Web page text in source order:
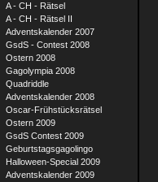
A - CH - Rätsel
A - CH - Rätsel II
Adventskalender 2007
GsdS - Contest 2008
Ostern 2008
Gagolympia 2008
Quadriddle
Adventskalender 2008
Oscar-Frühstücksrätsel
Ostern 2009
GsdS Contest 2009
Geburtstagsgagolingo
Halloween-Special 2009
Adventskalender 2009